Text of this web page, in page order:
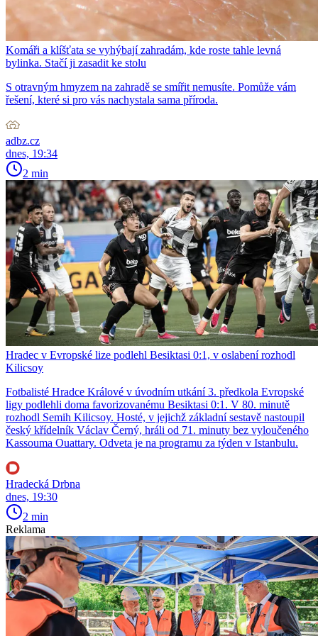
Komáři a klíšťata se vyhýbají zahradám, kde roste tahle levná
bylinka. Stačí ji zasadit ke stolu
S otravným hmyzem na zahradě se smířit nemusíte. Pomůže vám
řešení, které si pro vás nachystala sama příroda.
adbz.cz
dnes, 19:34
2 min
Hradec v Evropské lize podlehl Besiktasi 0:1, v oslabení rozhodl
Kilicsoy
Fotbalisté Hradce Králové v úvodním utkání 3. předkola Evropské
ligy podlehli doma favorizovanému Besiktasi 0:1. V 80. minutě
rozhodl Semih Kilicsoy. Hosté, v jejichž základní sestavě nastoupil
český křídelník Václav Černý, hráli od 71. minuty bez vyloučeného
Kassouma Ouattary. Odveta je na programu za týden v Istanbulu.
Hradecká Drbna
dnes, 19:30
2 min
Reklama